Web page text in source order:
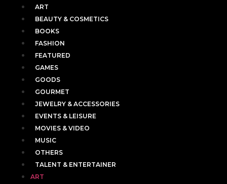
ART
BEAUTY & COSMETICS
BOOKS
FASHION
FEATURED
GAMES
GOODS
GOURMET
JEWELRY & ACCESSORIES
EVENTS & LEISURE
MOVIES & VIDEO
MUSIC
OTHERS
TALENT & ENTERTAINER
ART